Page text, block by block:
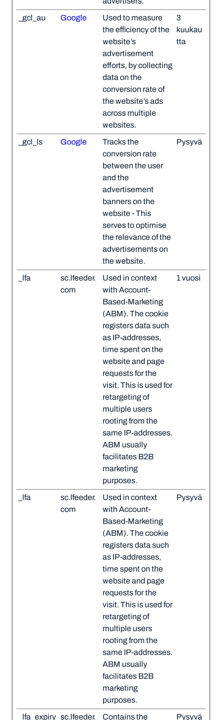
_gcl_au
Google
Used to measure
the efficiency of the
website’s
advertisement
efforts, by collecting
data on the
conversion rate of
the website’s ads
across multiple
websites.
3
kuukau
tta
_gcl_ls Google
Tracks the
conversion rate
between the user
and the
advertisement
banners on the
website - This
serves to optimise
the relevance of the
advertisements on
the website.
Pysyvä
_lfa
sc.lfeeder.
com
Used in context
with Account-
Based-Marketing
(ABM). The cookie
registers data such
as IP-addresses,
time spent on the
website and page
requests for the
visit. This is used for
retargeting of
multiple users
rooting from the
same IP-addresses.
ABM usually
facilitates B2B
marketing
purposes.
1 vuosi
_lfa
sc.lfeeder.
com
Used in context
with Account-
Based-Marketing
(ABM). The cookie
registers data such
as IP-addresses,
time spent on the
website and page
requests for the
visit. This is used for
retargeting of
multiple users
rooting from the
same IP-addresses.
ABM usually
facilitates B2B
marketing
purposes.
Pysyvä
_lfa_expiry sc.lfeeder.
Contains the
Pysyvä